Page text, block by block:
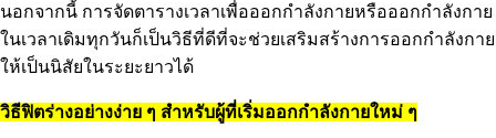
นอกจากนี้ การจัดตารางเวลาเพื่อออกกำลังกายหรือออกกำลังกาย
ในเวลาเดิมทุกวันก็เป็นวิธีที่ดีที่จะช่วยเสริมสร้างการออกกำลังกาย
ให้เป็นนิสัยในระยะยาวได้
วิธีฟิตร่างอย่างง่าย ๆ สำหรับผู้ที่เริ่มออกกำลังกายใหม่ ๆ